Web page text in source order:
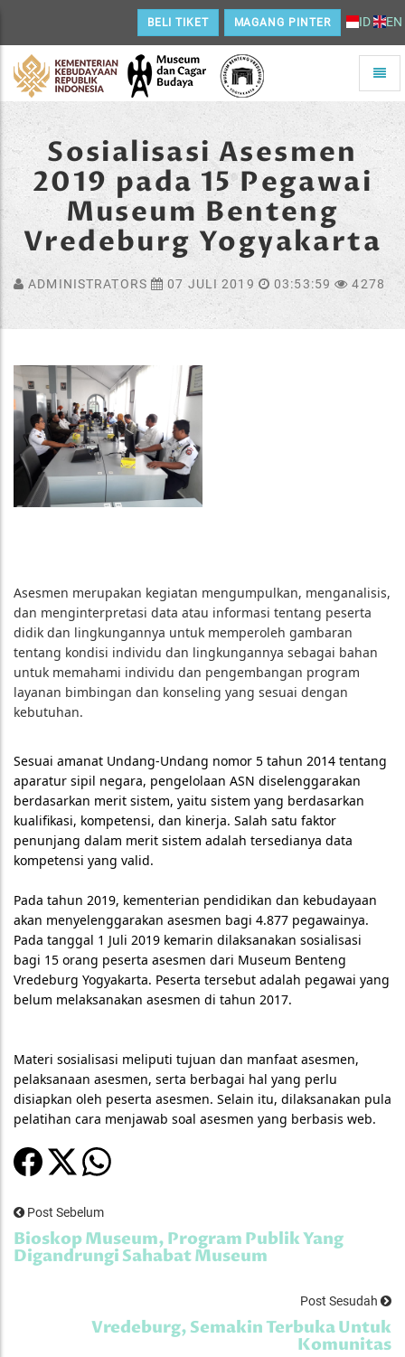
BELI TIKET MAGANG PINTER ID EN
Home
Toggle
Sosialisasi Asesmen
2019 pada 15 Pegawai
Museum Benteng
Vredeburg Yogyakarta
ADMINISTRATORS 07 JULI 2019 03:53:59 4278
Asesmen merupakan kegiatan mengumpulkan, menganalisis,
dan menginterpretasi data atau informasi tentang peserta
didik dan lingkungannya untuk memperoleh gambaran
tentang kondisi individu dan lingkungannya sebagai bahan
untuk memahami individu dan pengembangan program
layanan bimbingan dan konseling yang sesuai dengan
kebutuhan.
Sesuai amanat Undang-Undang nomor 5 tahun 2014 tentang
aparatur sipil negara, pengelolaan ASN diselenggarakan
berdasarkan merit sistem, yaitu sistem yang berdasarkan
kualifikasi, kompetensi, dan kinerja. Salah satu faktor
penunjang dalam merit sistem adalah tersedianya data
kompetensi yang valid.
Pada tahun 2019, kementerian pendidikan dan kebudayaan
akan menyelenggarakan asesmen bagi 4.877 pegawainya.
Pada tanggal 1 Juli 2019 kemarin dilaksanakan sosialisasi
bagi 15 orang peserta asesmen dari Museum Benteng
Vredeburg Yogyakarta. Peserta tersebut adalah pegawai yang
belum melaksanakan asesmen di tahun 2017.
Materi sosialisasi meliputi tujuan dan manfaat asesmen,
pelaksanaan asesmen, serta berbagai hal yang perlu
disiapkan oleh peserta asesmen. Selain itu, dilaksanakan pula
pelatihan cara menjawab soal asesmen yang berbasis web.
Post Sebelum
Bioskop Museum, Program Publik Yang
Digandrungi Sahabat Museum
Post Sesudah
Vredeburg, Semakin Terbuka Untuk
Komunitas